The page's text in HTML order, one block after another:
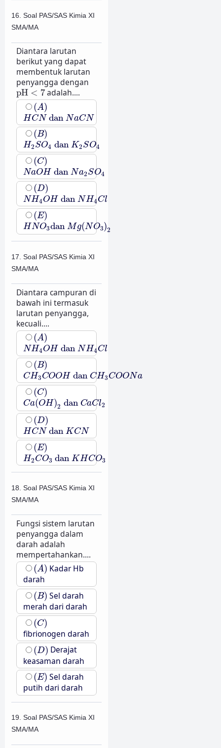
16. Soal PAS/SAS Kimia XI
SMA/MA
Diantara larutan
berikut yang dapat
membentuk larutan
penyangga dengan
pH < 7
pH<7 adalah....
(A)
(A)
HCN dan NaCN
HCNdan NaCN
(B)
(B)
H2SO4 dan K2SO4
H2SO4 danK 2SO
(C)
(C)
NaOH dan Na2SO4
NaOH dan Na 2SO
(D)
(D)
NH4OH dan NH4Cl
NH4OH dan NH4 Cl
(E)
(E)
HNO3dan Mg(NO3)2
HNO3 dan Mg(NO 3
17. Soal PAS/SAS Kimia XI
SMA/MA
Diantara campuran di
bawah ini termasuk
larutan penyangga,
kecuali....
(A)
(A)
NH4OH dan NH4Cl
NH4OH dan NH4 Cl
(B)
(B)
CH3COOH dan CH3COONa
CH3COOH dan CH3COONa
(C)
(C)
Ca(OH)2 dan CaCl2
Ca(OH)2 dan CaCl
(D)
(D)
HCN dan KCN
HCNdan KCN
(E)
(E)
H2CO3 dan KHCO3
H2CO3 danKHCO
18. Soal PAS/SAS Kimia XI
SMA/MA
Fungsi sistem larutan
penyangga dalam
darah adalah
mempertahankan....
(A)
(A) Kadar Hb
darah
(B)
(B) Sel darah
merah dari darah
(C)
(C)
fibrionogen darah
(D)
(D) Derajat
keasaman darah
(E)
(E) Sel darah
putih dari darah
19. Soal PAS/SAS Kimia XI
SMA/MA